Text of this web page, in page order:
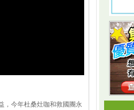
，今年杜桑灶咖和救國團永